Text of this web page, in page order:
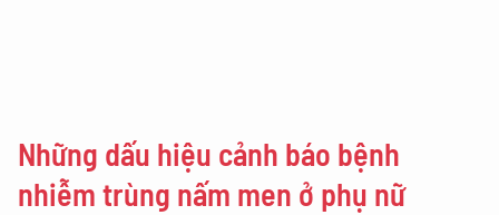
Những dấu hiệu cảnh báo bệnh
nhiễm trùng nấm men ở phụ nữ